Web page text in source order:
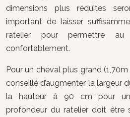
dimensions plus réduites
important de laisser
ratelier pour permettre
confortablement.
Pour un cheval plus grand
conseillé d’augmenter la largeur
la hauteur à 90 cm pour
profondeur du ratelier doit être